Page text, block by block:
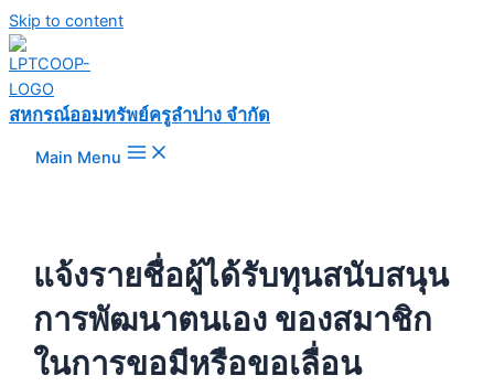
Skip to content
สหกรณ์ออมทรัพย์ครูลำปาง จำกัด
Main Menu
แจ้งรายชื่อผู้ได้รับทุนสนับสนุน
การพัฒนาตนเอง ของสมาชิก
ในการขอมีหรือขอเลื่อน